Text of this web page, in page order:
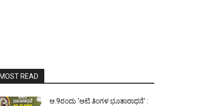
READ
ಆ.9ರಂದು ‘ಆಟಿ ತಿಂಗಳ ಭೂತಾರಾಧನೆ’ :